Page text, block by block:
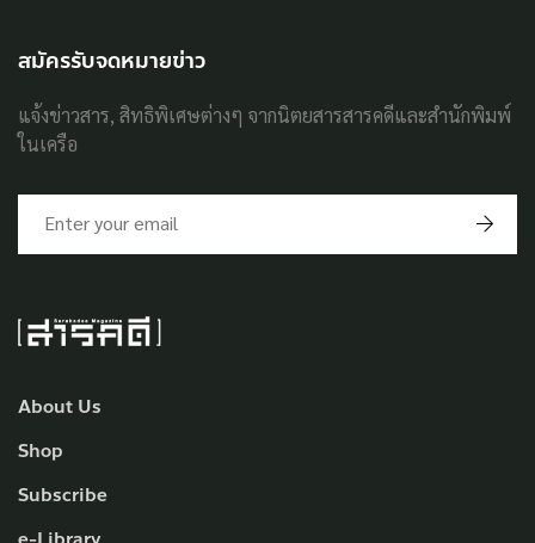
About Us
Shop
Subscribe
สมัครรับจดหมายข่าว
แจ้งข่าวสาร, สิทธิพิเศษต่างๆ จากนิตยสารสารคดีและสำนักพิมพ์
ในเครือ